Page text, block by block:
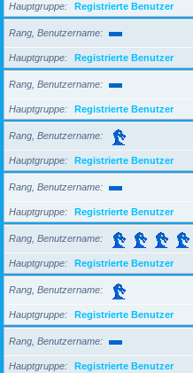
Hauptgruppe Registrierte Benutzer
Rang, Benutzername
Hauptgruppe Registrierte Benutzer
Rang, Benutzername
Hauptgruppe Registrierte Benutzer
Rang, Benutzername
Hauptgruppe Registrierte Benutzer
Rang, Benutzername
Hauptgruppe Registrierte Benutzer
Rang, Benutzername
Hauptgruppe Registrierte Benutzer
Rang, Benutzername
Hauptgruppe Registrierte Benutzer
Rang, Benutzername
Hauptgruppe Registrierte Benutzer